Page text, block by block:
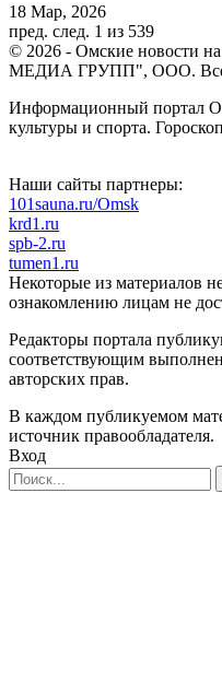
18 Мар, 2026
пред. след. 1 из 539
© 2026 - Омские новости
МЕДИА ГРУПП", ООО. Все
Информационный портал
культуры и спорта.
Наши сайты партнеры:
101sauna.ru/Omsk
krd1.ru
spb-2.ru
tumen1.ru
Некоторые из материалов
ознакомлению лицам не
Редакторы портала
соответствующим
авторских прав.
В каждом публикуемом
источник правообладателя.
Вход